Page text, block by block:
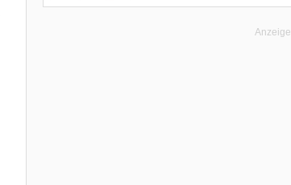
Anzeige